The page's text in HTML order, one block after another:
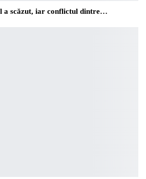
a scăzut, iar conflictul dintre…